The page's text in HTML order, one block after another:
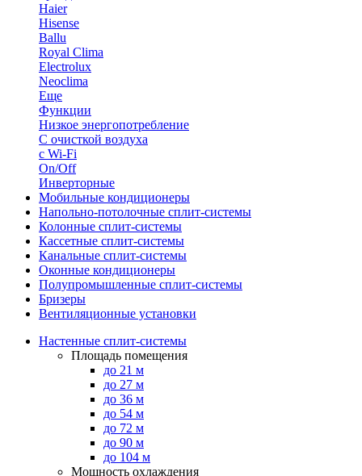
Haier
Hisense
Ballu
Royal Clima
Electrolux
Neoclima
Еще
Функции
Низкое энергопотребление
С очисткой воздуха
с Wi-Fi
On/Off
Инверторные
Мобильные кондиционеры
Напольно-потолоч​ные ​сплит-системы
Колонные ​​сплит-системы
Кассетные сплит-системы
Канальные сплит-системы
Оконные кондиционеры
Полупромышленные сплит-системы
Бризеры
Вентиляционные установки
Настенные сплит-системы
Площадь помещения
до 21 м
до 27 м
до 36 м
до 54 м
до 72 м
до 90 м
до 104 м
Мощность охлаждения